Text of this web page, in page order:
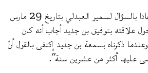
حين توجه فريق انكيفادا بالسؤال لسمير العبدلي بتاريخ 29 مارس
حول علاقته بتوفيق بن جديد أجاب أنه كان
ذكرناه بسمعة بن جديد إكتفى بالقول أنّ
عليها أكثر من عشرين سنة”.